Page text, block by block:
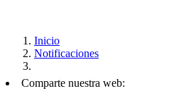
Inicio
Notificaciones
Comparte nuestra web: